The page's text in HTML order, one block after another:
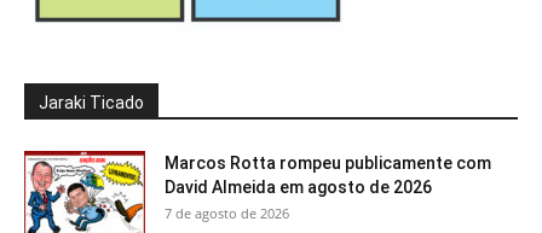
Jaraki Ticado
Marcos Rotta rompeu publicamente com
David Almeida em agosto de 2026
7 de agosto de 2026